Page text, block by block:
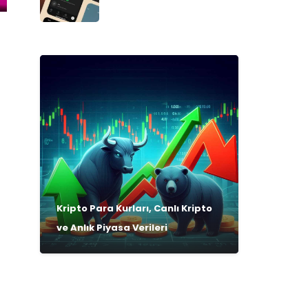
Kripto Para Kurları, Canlı Kripto
ve Anlık Piyasa Verileri